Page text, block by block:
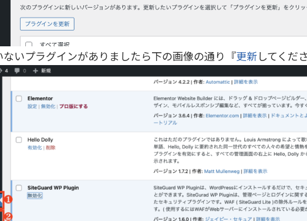
ないプラグインがありましたら下の画像の通り『更新してくだ